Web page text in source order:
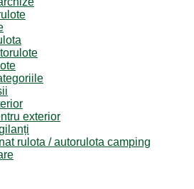
exterior
rulota / autorulota camping